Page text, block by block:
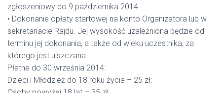
zgłoszeniowy do 9 października 2014
• Dokonanie opłaty startowej na konto Organizatora lub w
sekretariacie Rajdu. Jej wysokość uzależniona będzie od
terminu jej dokonania, a także od wieku uczestnika, za
którego jest uiszczana.
Płatne do 30 września 2014:
Dzieci i Młodzież do 18 roku życia – 25 zł;